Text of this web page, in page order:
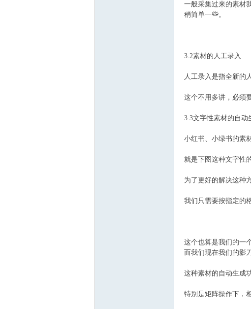
一般采集过来的素材
稍简单一些。
3.2素材的人工录入
人工录入是指全新的
这个不用多讲，必须
3.3文字性素材的自动
小红书、小绿书的素
就是下图这种文字性
为了更好的解决这种
我们只需要按指定的
这个也算是我们的一
而我们现在我们的影
这种素材的自动生成
特别是矩阵操作下，